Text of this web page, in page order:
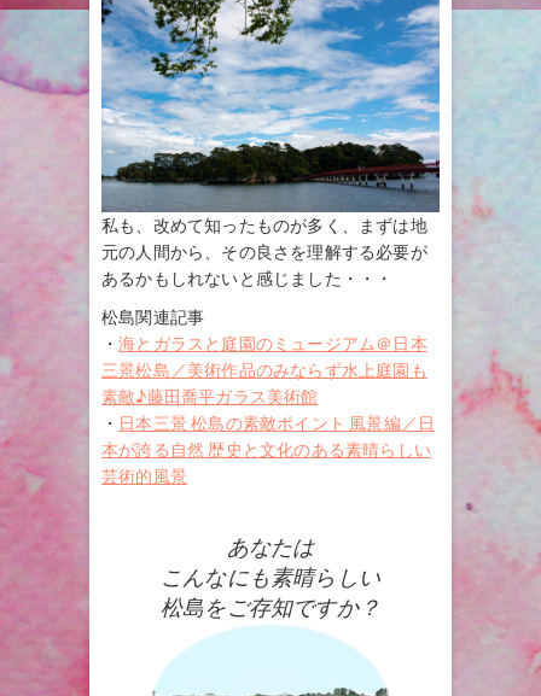
私も、改めて知ったものが多く、まずは地
元の人間から、その良さを理解する必要が
あるかもしれないと感じました・・・
松島関連記事
・海とガラスと庭園のミュージアム＠日本
三景松島／美術作品のみならず水上庭園も
素敵♪藤田喬平ガラス美術館
・ 日本三景 松島の素敵ポイント 風景編／日
本が誇る自然 歴史と文化のある素晴らしい
芸術的風景
あなたは
こんなにも素晴らしい
松島をご存知ですか？